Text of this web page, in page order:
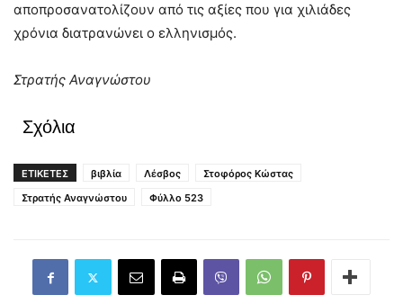
αποπροσανατολίζουν από τις αξίες που για χιλιάδες
χρόνια διατρανώνει ο ελληνισμός.
Στρατής Αναγνώστου
Σχόλια
ΕΤΙΚΕΤΕΣ βιβλία Λέσβος
Στοφόρος Κώστας
Στρατής Αναγνώστου
Φύλλο 523